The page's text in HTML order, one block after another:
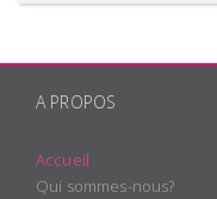
A PROPOS
Accueil
Qui sommes-nous?